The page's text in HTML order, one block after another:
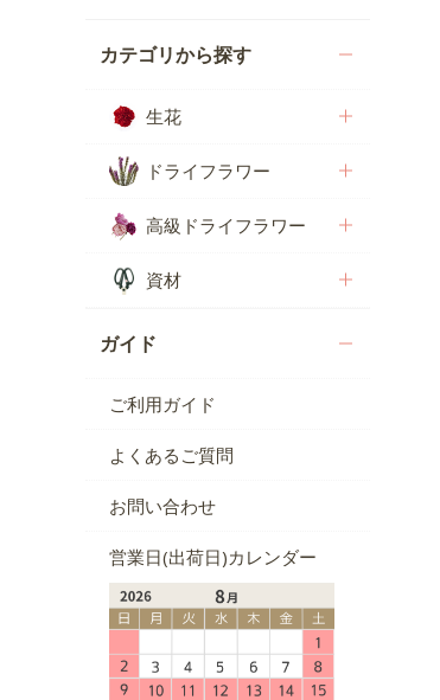
カテゴリから探す
生花
ドライフラワー
高級ドライフラワー
資材
ガイド
ご利用ガイド
よくあるご質問
お問い合わせ
営業日(出荷日)カレンダー